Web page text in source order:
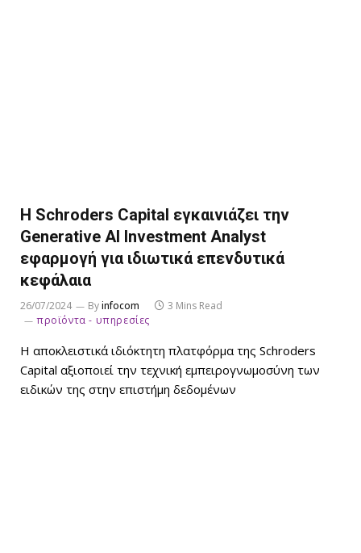
Η Schroders Capital εγκαινιάζει την
Generative AI Investment Analyst
εφαρμογή για ιδιωτικά επενδυτικά
κεφάλαια
26/07/2024 Byinfocom
3 Mins Read
προϊόντα - υπηρεσίες
Η αποκλειστικά ιδιόκτητη πλατφόρμα της Schroders
Capital αξιοποιεί την τεχνική εμπειρογνωμοσύνη των
ειδικών της στην επιστήμη δεδομένων